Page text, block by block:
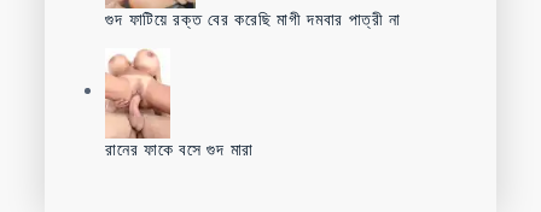
গুদ ফাটিয়ে রক্ত বের করেছি মাগী দমবার পাত্রী না
রানের ফাকে বসে গুদ মারা